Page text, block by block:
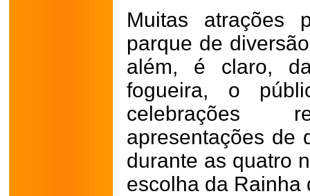
Muitas atrações
parque de
além, é claro,
fogueira, o
celebrações
apresentações de
durante as quatro
escolha da Rainha